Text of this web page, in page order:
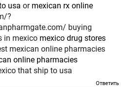
usa or mexican rx online
?
buying
in mexico mexico drug stores
mexican online pharmacies
online pharmacies
that ship to usa
Ответить